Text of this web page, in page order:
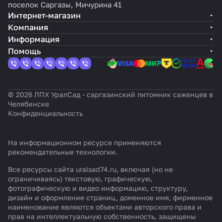
поселок Саргазы, Мичурина 41
Интернет-магазин
Компания
Информация
Помощь
© 2026 ЛПХ УралСад - саргазинский питомник саженцев в
Челябинске
Конфиденциальность
На информационном ресурсе применяются
рекомендательные технологии.
Все ресурсы сайта uralsad74.ru, включая (но не
ограничиваясь) текстовую, графическую,
фотографическую и видео информацию, структуру,
дизайн и оформление страниц, доменное имя, фирменное
наименование являются объектами авторского права и
прав на интеллектуальную собственность, защищены